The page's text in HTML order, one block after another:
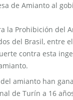
de Amianto al
la Prohibición del
del Brasil, entre
contra esta
amianto han
de Turín a 16